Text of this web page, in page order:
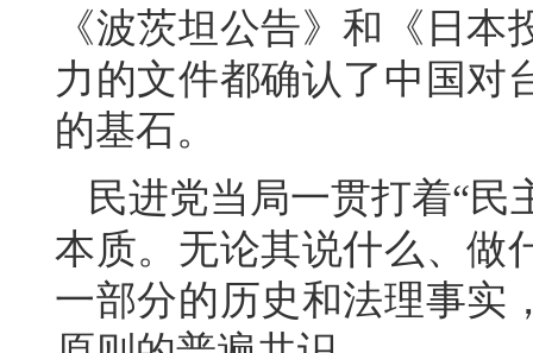
《波茨坦公告》和《日
力的文件都确认了中国对
的基石。
民进党当局一贯打着“民
本质。无论其说什么、做
一部分的历史和法理事实